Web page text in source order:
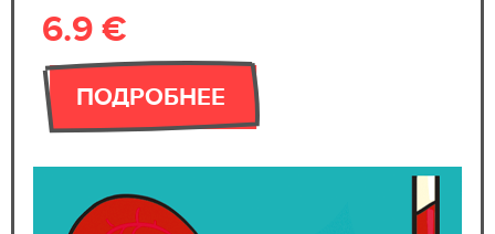
6.9 €
ПОДРОБНЕЕ